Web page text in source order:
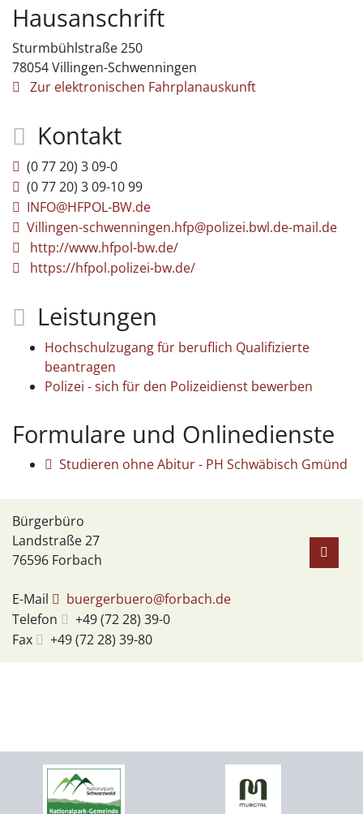
Hausanschrift
Sturmbühlstraße 250
78054Villingen-Schwenningen
Zur elektronischen Fahrplanauskunft
Kontakt
(07720) 309-0
(07720) 309-1099
INFO@HFPOL-BW.de
Villingen-schwenningen.hfp@polizei.bwl.de-mail.de
http://www.hfpol-bw.de/
https://hfpol.polizei-bw.de/
Leistungen
Hochschulzugang für beruflich Qualifizierte
beantragen
Polizei - sich für den Polizeidienst bewerben
Formulare und Onlinedienste
Studieren ohne Abitur - PH Schwäbisch Gmünd
Bürgerbüro
Landstraße 27
76596 Forbach
E-Mail
buergerbuero@forbach.de
Telefon
+49 (7228) 39-0
Fax
+49 (7228) 39-80